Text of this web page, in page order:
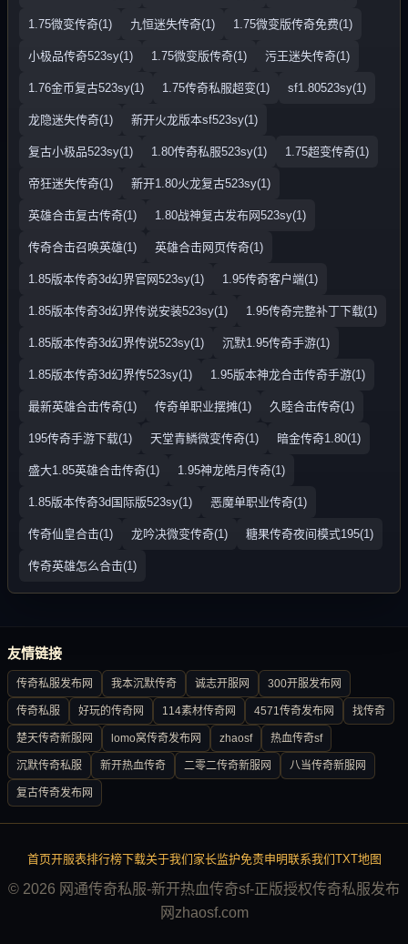
1.75微变传奇(1) 九恒迷失传奇(1) 1.75微变版传奇免费(1)
小极品传奇523sy(1) 1.75微变版传奇(1) 污王迷失传奇(1)
1.76金币复古523sy(1) 1.75传奇私服超变(1) sf1.80523sy(1)
龙隐迷失传奇(1) 新开火龙版本sf523sy(1)
复古小极品523sy(1) 1.80传奇私服523sy(1) 1.75超变传奇(1)
帝狂迷失传奇(1) 新开1.80火龙复古523sy(1)
英雄合击复古传奇(1) 1.80战神复古发布网523sy(1)
传奇合击召唤英雄(1) 英雄合击网页传奇(1)
1.85版本传奇3d幻界官网523sy(1) 1.95传奇客户端(1)
1.85版本传奇3d幻界传说安装523sy(1) 1.95传奇完整补丁下载(1)
1.85版本传奇3d幻界传说523sy(1) 沉默1.95传奇手游(1)
1.85版本传奇3d幻界传523sy(1) 1.95版本神龙合击传奇手游(1)
最新英雄合击传奇(1) 传奇单职业摆摊(1) 久睦合击传奇(1)
195传奇手游下载(1) 天堂青鳞微变传奇(1) 暗金传奇1.80(1)
盛大1.85英雄合击传奇(1) 1.95神龙皓月传奇(1)
1.85版本传奇3d国际版523sy(1) 恶魔单职业传奇(1)
传奇仙皇合击(1) 龙吟决微变传奇(1) 糖果传奇夜间模式195(1)
传奇英雄怎么合击(1)
友情链接
传奇私服发布网 我本沉默传奇 诚志开服网 300开服发布网
传奇私服 好玩的传奇网 114素材传奇网 4571传奇发布网 找传奇
楚天传奇新服网 lomo窝传奇发布网 zhaosf 热血传奇sf
沉默传奇私服 新开热血传奇 二零二传奇新服网 八当传奇新服网
复古传奇发布网
首页开服表排行榜下载关于我们 家长监护免责申明联系我们TXT地图
© 2026 网通传奇私服-新开热血传奇sf-正版授权传奇私服发布
网zhaosf.com